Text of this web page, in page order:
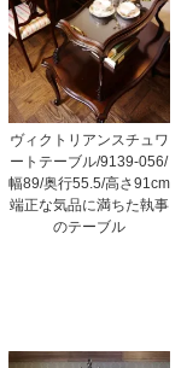
ヴィクトリアンスチュワ
ートテーブル/9139-056/
幅89/奥行55.5/高さ91cm
端正な気品に満ちた執事
のテーブル